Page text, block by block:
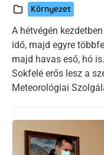
Környezet
A hétvégén
idő, majd egyre
majd havas eső, hó
Sokfelé erős lesz a
Meteorológiai